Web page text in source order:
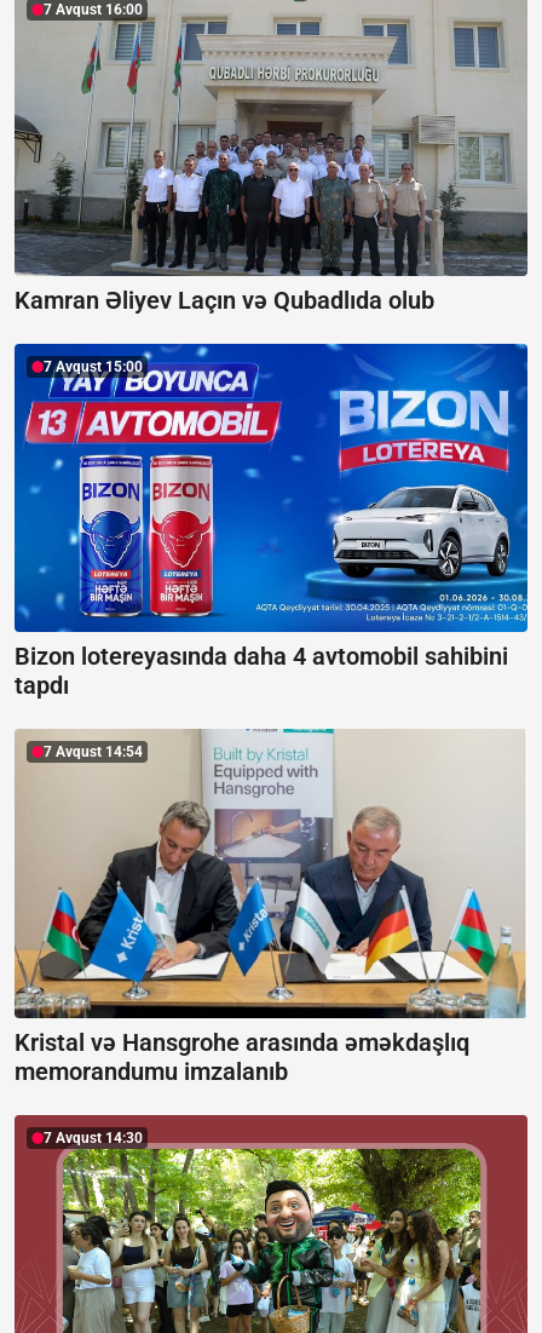
7 Avqust 16:00
Kamran Əliyev Laçın və Qubadlıda olub
7 Avqust 15:00
Bizon lotereyasında daha 4 avtomobil sahibini
tapdı
7 Avqust 14:54
Kristal və Hansgrohe arasında əməkdaşlıq
memorandumu imzalanıb
7 Avqust 14:30